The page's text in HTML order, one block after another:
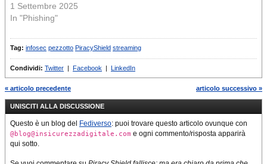
1 Settembre 2025
In "Phishing"
Tag: infosec pezzotto PiracyShield streaming
Condividi: Twitter | Facebook | LinkedIn
« articolo precedente articolo successivo »
UNISCITI ALLA DISCUSSIONE
Questo è un blog del Fediverso: puoi trovare questo articolo ovunque con
@blog@insicurezzadigitale.com e ogni commento/risposta apparirà
qui sotto.